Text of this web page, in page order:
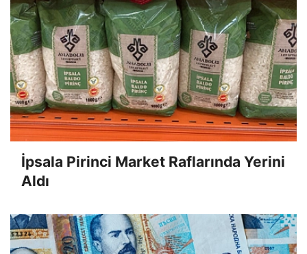
İpsala Pirinci Market Raflarında Yerini
Aldı